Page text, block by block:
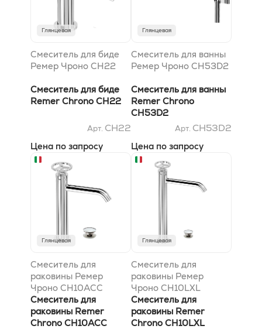
Глянцевая
Смеситель для биде
Ремер Чроно CH22
Смеситель для биде
Remer Chrono CH22
Арт. CH22
Цена по запросу
Глянцевая
Смеситель для ванны
Ремер Чроно CH53D2
Смеситель для ванны
Remer Chrono
CH53D2
Арт. CH53D2
Цена по запросу
Глянцевая
Смеситель для
раковины Ремер
Чроно CH10ACC
Смеситель для
раковины Remer
Chrono CH10ACC
Глянцевая
Смеситель для
раковины Ремер
Чроно CH10LXL
Смеситель для
раковины Remer
Chrono CH10LXL